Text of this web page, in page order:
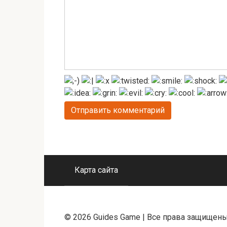
Карта сайта
© 2026 Guides Game | Все права